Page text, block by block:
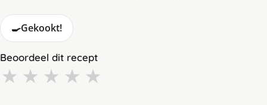
🍳Gekookt!
Beoordeel dit recept
★ ★ ★ ★ ★